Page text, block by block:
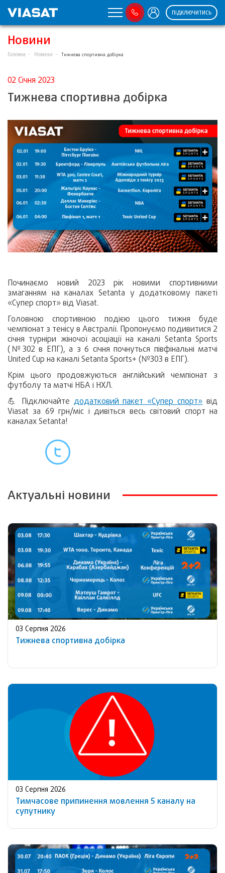
ПІДКЛЮЧИТИСЬ
Новини
Головна Новини Тижнева спортивна добірка
02 Січня 2023
Тижнева спортивна добірка
Починаємо новий 2023 рік новими спортивними
змаганням на каналах Setanta у додатковому пакеті
«Супер спорт» від Viasat.
Головною спортивною подією цього тижня буде
чемпіонат з тенісу в Австралії. Пропонуємо подивитися 2
січня турніри жіночої асоціації на каналі Setanta Sports
(№302 в ЕПГ), а з 6 січня почнуться півфінальні матчі
United Cup на каналі Setanta Sports+ (№303 в ЕПГ).
Крім цього продовжуються англійський чемпіонат з
футболу та матчі НБА і НХЛ.
💪 Підключайте додатковий пакет «Супер спорт» від
Viasat за 69 грн/міс і дивіться весь світовий спорт на
каналах Setanta!
Актуальні новини
03 Серпня 2026
Тижнева спортивна добірка
03 Серпня 2026
Тимчасове припинення мовлення 5 каналу на
супутнику